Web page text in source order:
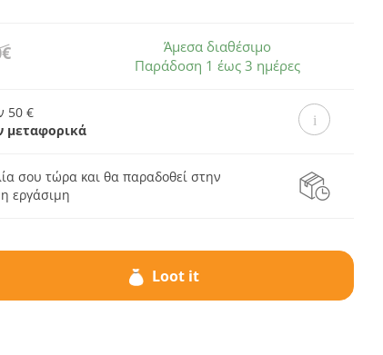
Άμεσα διαθέσιμο
Παράδοση 1 έως 3 ημέρες
50 €
μεταφορικά
σου τώρα και θα παραδοθεί στην
εργάσιμη
Loot it